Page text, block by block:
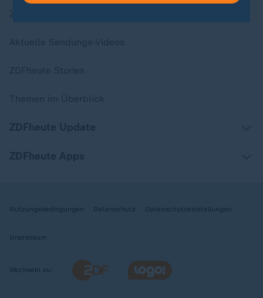
Nutzungsbedingungen Datenschutz Datenschutzeinstellungen
Impressum
Wechseln zu: